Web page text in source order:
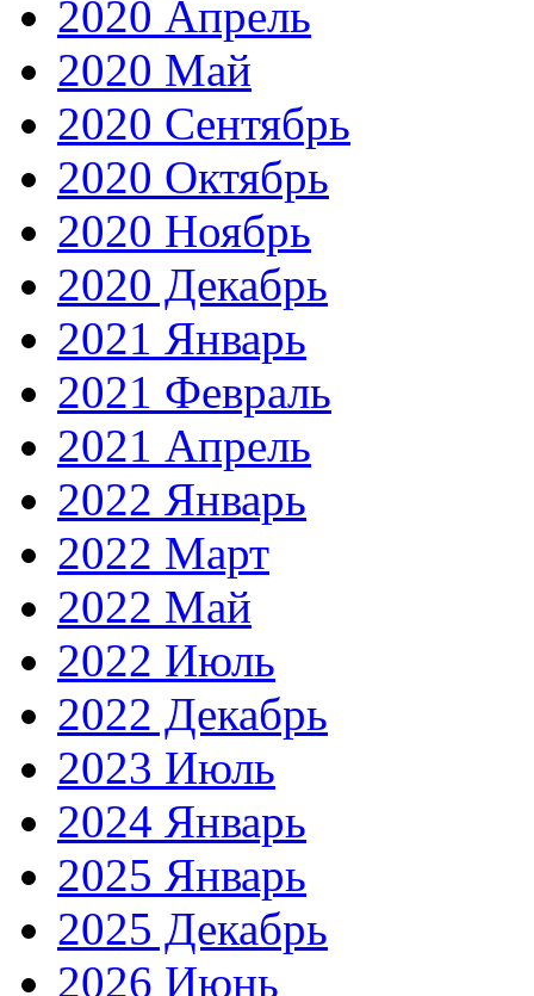
2020 Апрель
2020 Май
2020 Сентябрь
2020 Октябрь
2020 Ноябрь
2020 Декабрь
2021 Январь
2021 Февраль
2021 Апрель
2022 Январь
2022 Март
2022 Май
2022 Июль
2022 Декабрь
2023 Июль
2024 Январь
2025 Январь
2025 Декабрь
2026 Июнь